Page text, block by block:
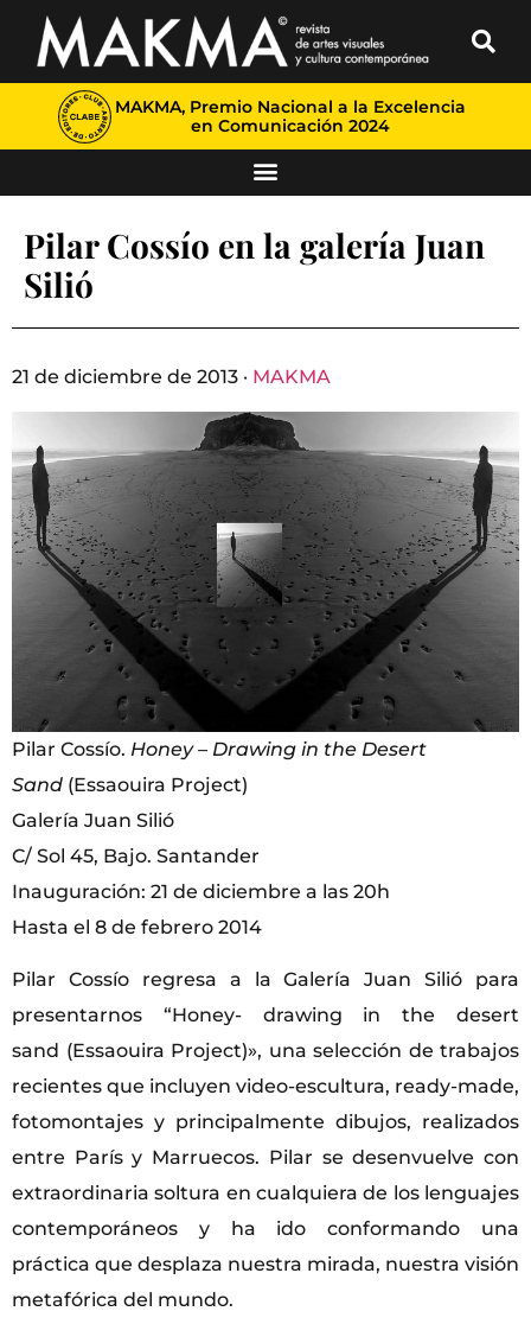
MAKMA, Premio Nacional a la Excelencia
en Comunicación 2024
Pilar Cossío en la galería Juan
Silió
21 de diciembre de 2013 · MAKMA
Pilar Cossío. Honey – Drawing in the Desert
Sand (Essaouira Project)
Galería Juan Silió
C/ Sol 45, Bajo. Santander
Inauguración: 21 de diciembre a las 20h
Hasta el 8 de febrero 2014
Pilar Cossío regresa a la Galería Juan Silió para
presentarnos “Honey- drawing in the desert
sand (Essaouira Project)», una selección de trabajos
recientes que incluyen video-escultura, ready-made,
fotomontajes y principalmente dibujos, realizados
entre París y Marruecos. Pilar se desenvuelve con
extraordinaria soltura en cualquiera de los lenguajes
contemporáneos y ha ido conformando una
práctica que desplaza nuestra mirada, nuestra visión
metafórica del mundo.